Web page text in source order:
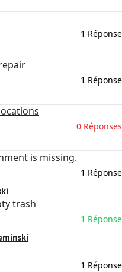
1 Réponse
1 Réponse
0 Réponses
is missing.
1 Réponse
trash
1 Réponse
1 Réponse